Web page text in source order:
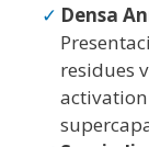
Densa
residues